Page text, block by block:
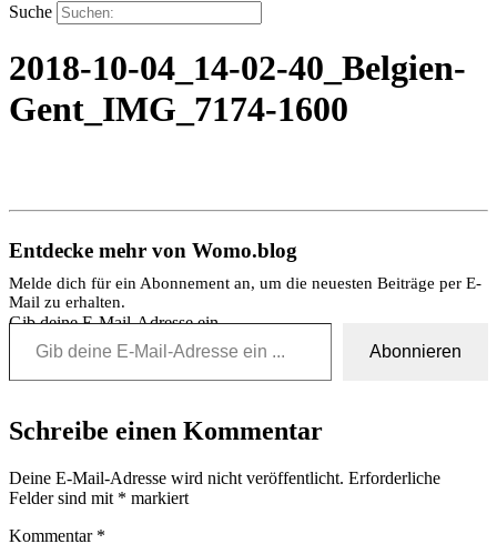
Suche
2018-10-04_14-02-40_Belgien-
Gent_IMG_7174-1600
Entdecke mehr von Womo.blog
Melde dich für ein Abonnement an, um die neuesten Beiträge per E-
Mail zu erhalten.
Gib deine E-Mail-Adresse ein ...
Abonnieren
Schreibe einen Kommentar
Deine E-Mail-Adresse wird nicht veröffentlicht. Erforderliche
Felder sind mit * markiert
Kommentar *